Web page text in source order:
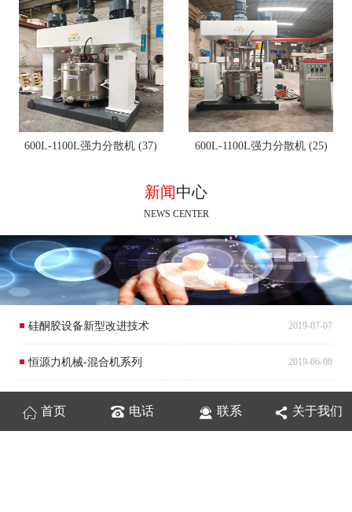
600L-1100L强力分散机 (37) 600L-1100L强力分散机 (25)
新闻中心
NEWS CENTER
硅酮胶设备新型改进技术 2019-07-07
恒源力机械-混合机系列 2019-06-08
恒源力2018年4月份泰国项目安装调试完成！ 2018-06-12
首页 电话 联系 关于我们